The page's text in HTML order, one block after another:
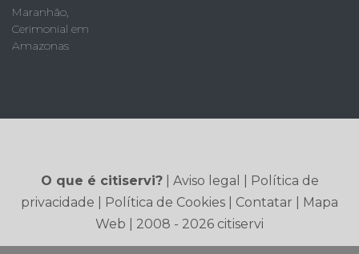
Maranhão
Cerimonial em
Amazonas
O que é citiservi?| Aviso legal
Política de
privacidade
Política de Cookies Contatar
Mapa
Web | 2008 - 2026 citiservi